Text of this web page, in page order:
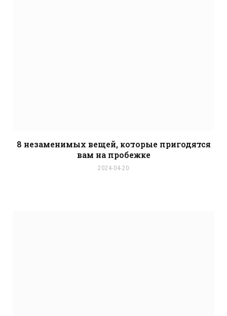
8 незаменимых вещей, которые пригодятся
вам на пробежке
2024-04-20